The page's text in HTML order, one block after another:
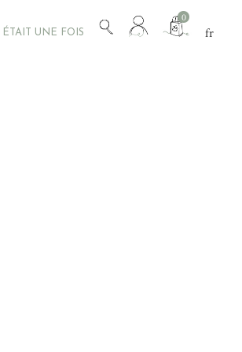
fr
ÉTAIT UNE FOIS
Mon
compte
0